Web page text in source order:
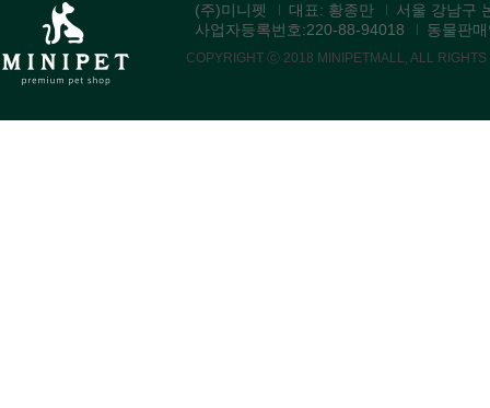
(주)미니펫 대표: 황종만
서울 강남구
사업자등록번호:220-88-94018
동물판
COPYRIGHT ⓒ 2018 MINIPETMALL, ALL